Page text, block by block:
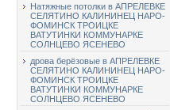
Натяжные потолки в АПРЕЛЕВКЕ
СЕЛЯТИНО КАЛИНИНЕЦ НАРО-
ФОМИНСК ТРОИЦКЕ
ВАТУТИНКИ КОММУНАРКЕ
СОЛНЦЕВО ЯСЕНЕВО
дрова берёзовые в АПРЕЛЕВКЕ
СЕЛЯТИНО КАЛИНИНЕЦ НАРО-
ФОМИНСК ТРОИЦКЕ
ВАТУТИНКИ КОММУНАРКЕ
СОЛНЦЕВО ЯСЕНЕВО